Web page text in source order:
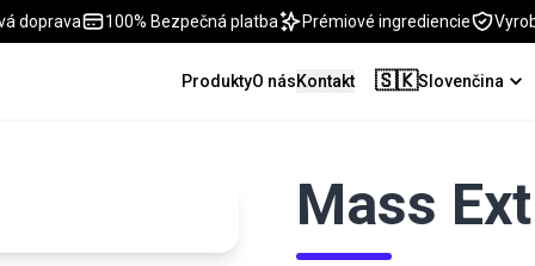
doprava 100% Bezpečná platba Prémiové ingrediencie
ProduktyO násKontakt 🇸🇰Slovenčina
Mass